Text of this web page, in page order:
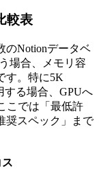
較表
のNotionデータベ
場合、メモリ容
す。特に5K
する場合、GPUへ
こでは「最低許
奨スペック」まで
ス